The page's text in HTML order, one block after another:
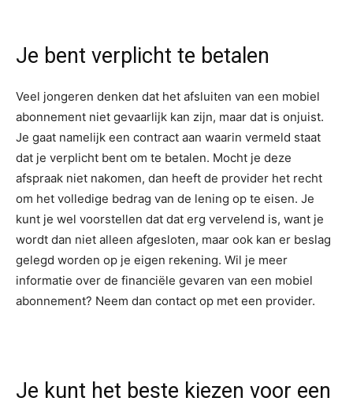
Je bent verplicht te betalen
Veel jongeren denken dat het afsluiten van een mobiel
abonnement niet gevaarlijk kan zijn, maar dat is onjuist.
Je gaat namelijk een contract aan waarin vermeld staat
dat je verplicht bent om te betalen. Mocht je deze
afspraak niet nakomen, dan heeft de provider het recht
om het volledige bedrag van de lening op te eisen. Je
kunt je wel voorstellen dat dat erg vervelend is, want je
wordt dan niet alleen afgesloten, maar ook kan er beslag
gelegd worden op je eigen rekening. Wil je meer
informatie over de financiële gevaren van een mobiel
abonnement? Neem dan contact op met een provider.
Je kunt het beste kiezen voor een